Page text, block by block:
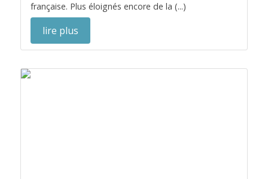
française. Plus éloignés encore de la (...)
lire plus